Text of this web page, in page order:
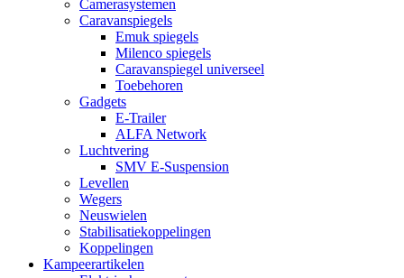
Camerasystemen
Caravanspiegels
Emuk spiegels
Milenco spiegels
Caravanspiegel universeel
Toebehoren
Gadgets
E-Trailer
ALFA Network
Luchtvering
SMV E-Suspension
Levellen
Wegers
Neuswielen
Stabilisatiekoppelingen
Koppelingen
Kampeerartikelen